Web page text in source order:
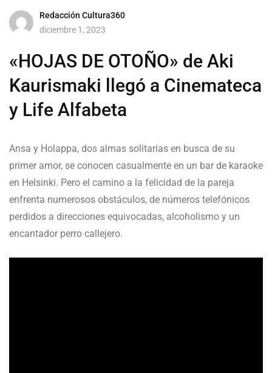
Redacción Cultura360
diciembre 1, 2023
«HOJAS DE OTOÑO» de Aki
Kaurismaki llegó a Cinemateca
y Life Alfabeta
Ansa y Holappa, dos almas solitarias en busca de su
primer amor, se conocen casualmente en un bar de karaoke
en Helsinki. Pero el camino a la felicidad de la pareja
enfrenta numerosos obstáculos, de números telefónicos
perdidos a direcciones equivocadas, alcoholismo y un
encantador perro callejero.